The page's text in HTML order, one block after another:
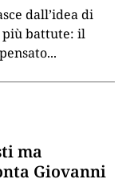
dall’idea di
più battute: il
...
ma
Giovanni